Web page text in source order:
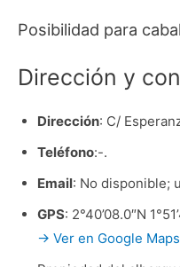
Posibilidad para
Dirección y
Dirección: C/
Teléfono:-.
Email: No disponible;
GPS: 2°40’08.0″N
→ Ver en Google Maps